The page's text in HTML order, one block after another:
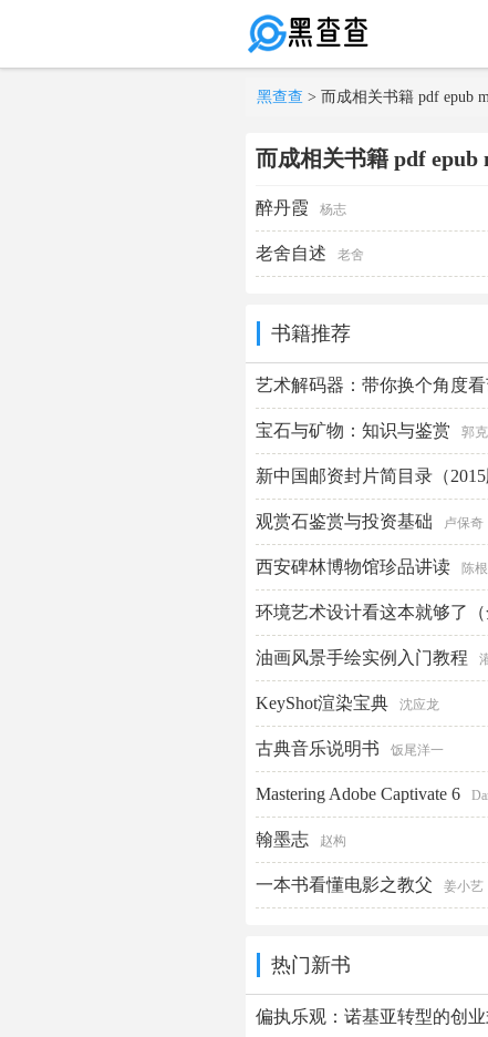
黑查查 > 而成相关书籍 pdf epub
而成相关书籍 pdf epub
醉丹霞 杨志
老舍自述 老舍
书籍推荐
艺术解码器：带你换个角度
宝石与矿物：知识与鉴赏 郭
新中国邮资封片简目录（
邮简卷 狄超英
观赏石鉴赏与投资基础 卢保奇
西安碑林博物馆珍品讲读 陈
环境艺术设计看这本就够了（
油画风景手绘实例入门教程
KeyShot渲染宝典 沈应龙
古典音乐说明书 饭尾洋一
Mastering Adobe Captivate 6
翰墨志 赵构
一本书看懂电影之教父 姜小艺
热门新书
偏执乐观：诺基亚转型的创